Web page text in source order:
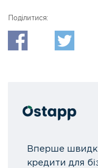
Поділитися:
Вперше швидкі
кредити для